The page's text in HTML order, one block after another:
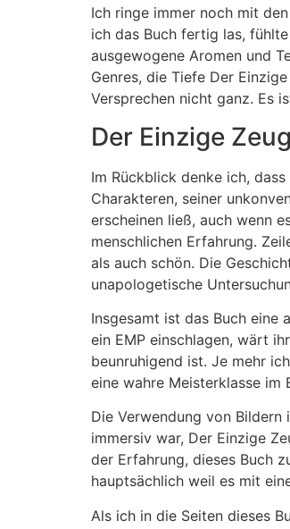
Ich ringe immer noch mit
ich das Buch fertig las,
ausgewogene Aromen und
Genres, die Tiefe Der
Versprechen nicht ganz. Es
Der Einzige
Im Rückblick denke ich,
Charakteren, seiner
erscheinen ließ, auch wenn
menschlichen Erfahrung.
als auch schön. Die
unapologetische
Insgesamt ist das Buch eine
ein EMP einschlagen, wärt
beunruhigend ist. Je mehr
eine wahre Meisterklasse im
Die Verwendung von
immersiv war, Der Einzige
der Erfahrung, dieses Buch
hauptsächlich weil es mit
Als ich in die Seiten dieses